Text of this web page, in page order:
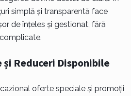
simplă și transparentă face
de înțeles și gestionat, fără
Reduceri Disponibile
oferte speciale și promoții